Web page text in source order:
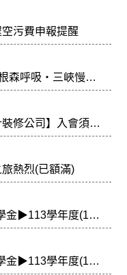
空污費申報提醒
森呼吸・三峽慢活
修公司】入會須知
熱烈(已額滿)
金▶113學年度(114)
金▶113學年度(114)